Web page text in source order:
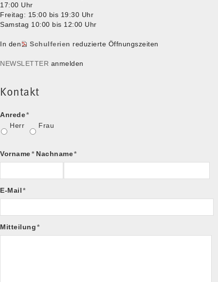
17:00 Uhr
Freitag: 15:00 bis 19:30 Uhr
Samstag 10:00 bis 12:00 Uhr
In den Schulferien reduzierte Öffnungszeiten
NEWSLETTER anmelden
Kontakt
Anrede*
Herr
Frau
Vorname* Nachname*
E-Mail*
Mitteilung*